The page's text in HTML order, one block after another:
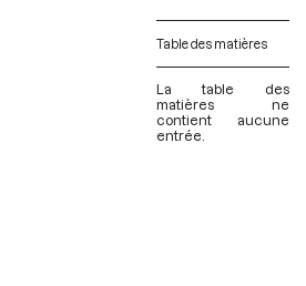
Table des matières
La table des
matières ne
contient aucune
entrée.